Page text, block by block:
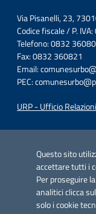
Questo sito
accettare tutti i
Per proseguire
analitici clicca
solo i cookie
Via Pisanelli, 23,
Codice fiscale / P.
Telefono: 0832
Fax: 0832 360821
Email:
PEC:
URP - Ufficio
Azione 2.3.